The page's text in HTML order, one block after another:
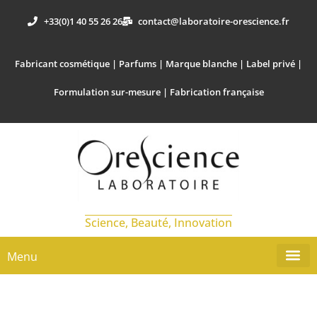
+33(0)1 40 55 26 26 contact@laboratoire-orescience.fr
Fabricant cosmétique | Parfums | Marque blanche | Label privé |
Formulation sur-mesure | Fabrication française
Science, Beauté, Innovation
Menu